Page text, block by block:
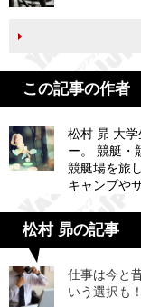
この記事の作者
松村 昴 大
ー。 競艇・
競艇場を旅
キャンプや
松村 昴の記事
仕事は今と
いう選択も！